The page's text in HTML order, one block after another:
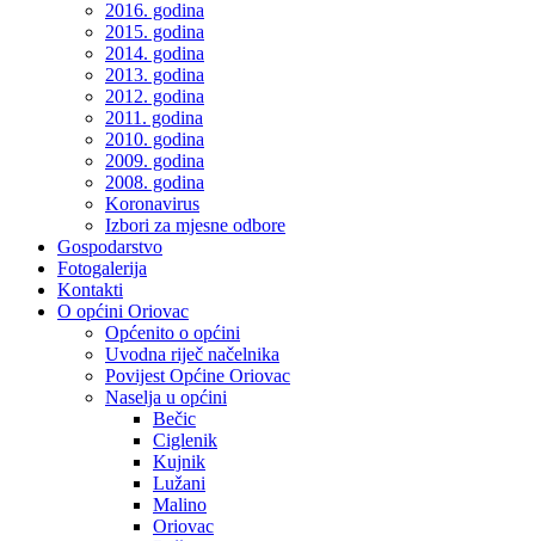
2016. godina
2015. godina
2014. godina
2013. godina
2012. godina
2011. godina
2010. godina
2009. godina
2008. godina
Koronavirus
Izbori za mjesne odbore
Gospodarstvo
Fotogalerija
Kontakti
O općini Oriovac
Općenito o općini
Uvodna riječ načelnika
Povijest Općine Oriovac
Naselja u općini
Bečic
Ciglenik
Kujnik
Lužani
Malino
Oriovac